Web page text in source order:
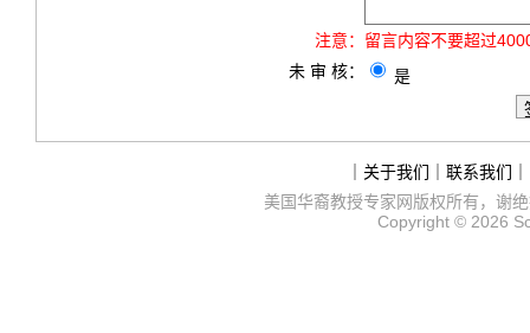
注意： 留言内容不要超过
未 审 核：
是
关于我们 联系我们
美国华裔教授专家网版权所有，谢
Copyright © 2026